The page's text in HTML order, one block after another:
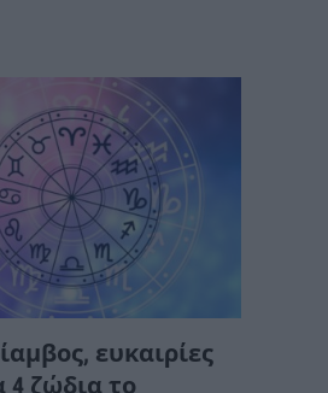
ευκαιρίες
4 ζώδια το